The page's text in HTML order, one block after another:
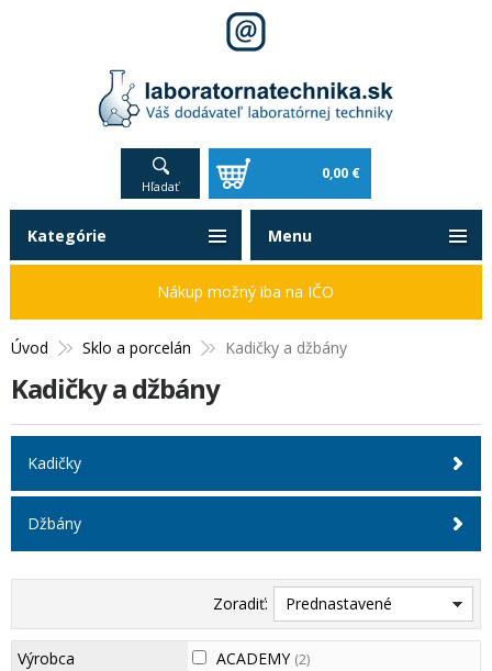
Hľadať
0,00 €
Úvod Sklo a porcelán Kadičky a džbány
Kadičky a džbány
Kadičky
Džbány
Zoradiť: Prednastavené
Výrobca ACADEMY (2)
Kategórie
Nákup možný iba na IČO
Menu